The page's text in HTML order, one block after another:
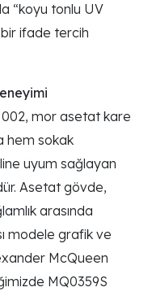
“koyu tonlu UV
ifade tercih
mor asetat kare
hem sokak
uyum sağlayan
Asetat gövde,
arasında
modele grafik ve
McQueen
MQ0359S